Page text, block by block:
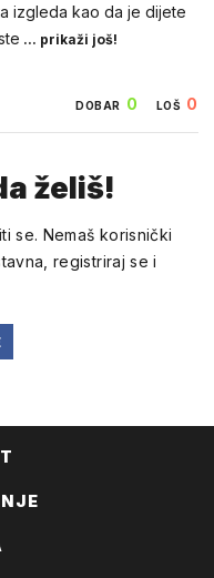
izgleda kao da je dijete
... prikaži još!
DOBAR 0 LOŠ 0
želiš!
se. Nemaš korisnički
registriraj se i